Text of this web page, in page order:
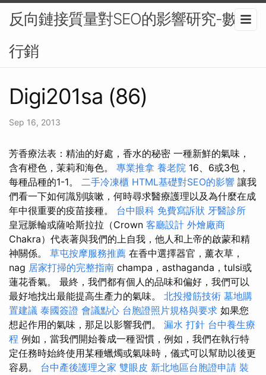
反向鏈接質量對SEO的影響研究-數位
行銷
Digi201sa (86)
Sep 16, 2013
芳香療法表：精油的好處，香水的秘密 一種新鮮的氣味，
含有橙色，茉莉和海色。 專業推拿 養老院 16、6或3包，
每種品種的1-1。 二手冷凍櫃 HTML基礎對SEO的影響 讓我
們看一下如何識別咳嗽，何時尋求醫療護理以及為什麼在成
年中很重要的疫苗接種。 台中眼科 免費寫訴狀 牙醫診所
皇冠脈輪或薩哈斯拉拉（Crown 客廳設計 外燴廠商
Chakra）代表著與我們的上自我，他人和上帝的啟蒙和精
神關係。 草屯按摩服務推薦 在香中選擇器官，薰衣草，
nag 居家打掃的完整指南 champa，asthaganda，tulsi或
蓮花香氣。 最終，我們都有個人的品味和偏好，我們可以
最好地找出最能提高生產力的氣味。 北投撥筋技術 墓地購
置建議 泰國簽證 會議點心 台胞證照片規格與要求 如果您
想起作用的氣味，那足以影響我們。 漏水 打針 台中養生療
程 例如，當我們開始養成一種習慣，例如，我們在執行特
定任務時始終使用某種蠟燭或氣味時，儀式可以幫助以後更
容易。 台中產後護理之家 雙眼皮 新北地區台胞證申請 裝